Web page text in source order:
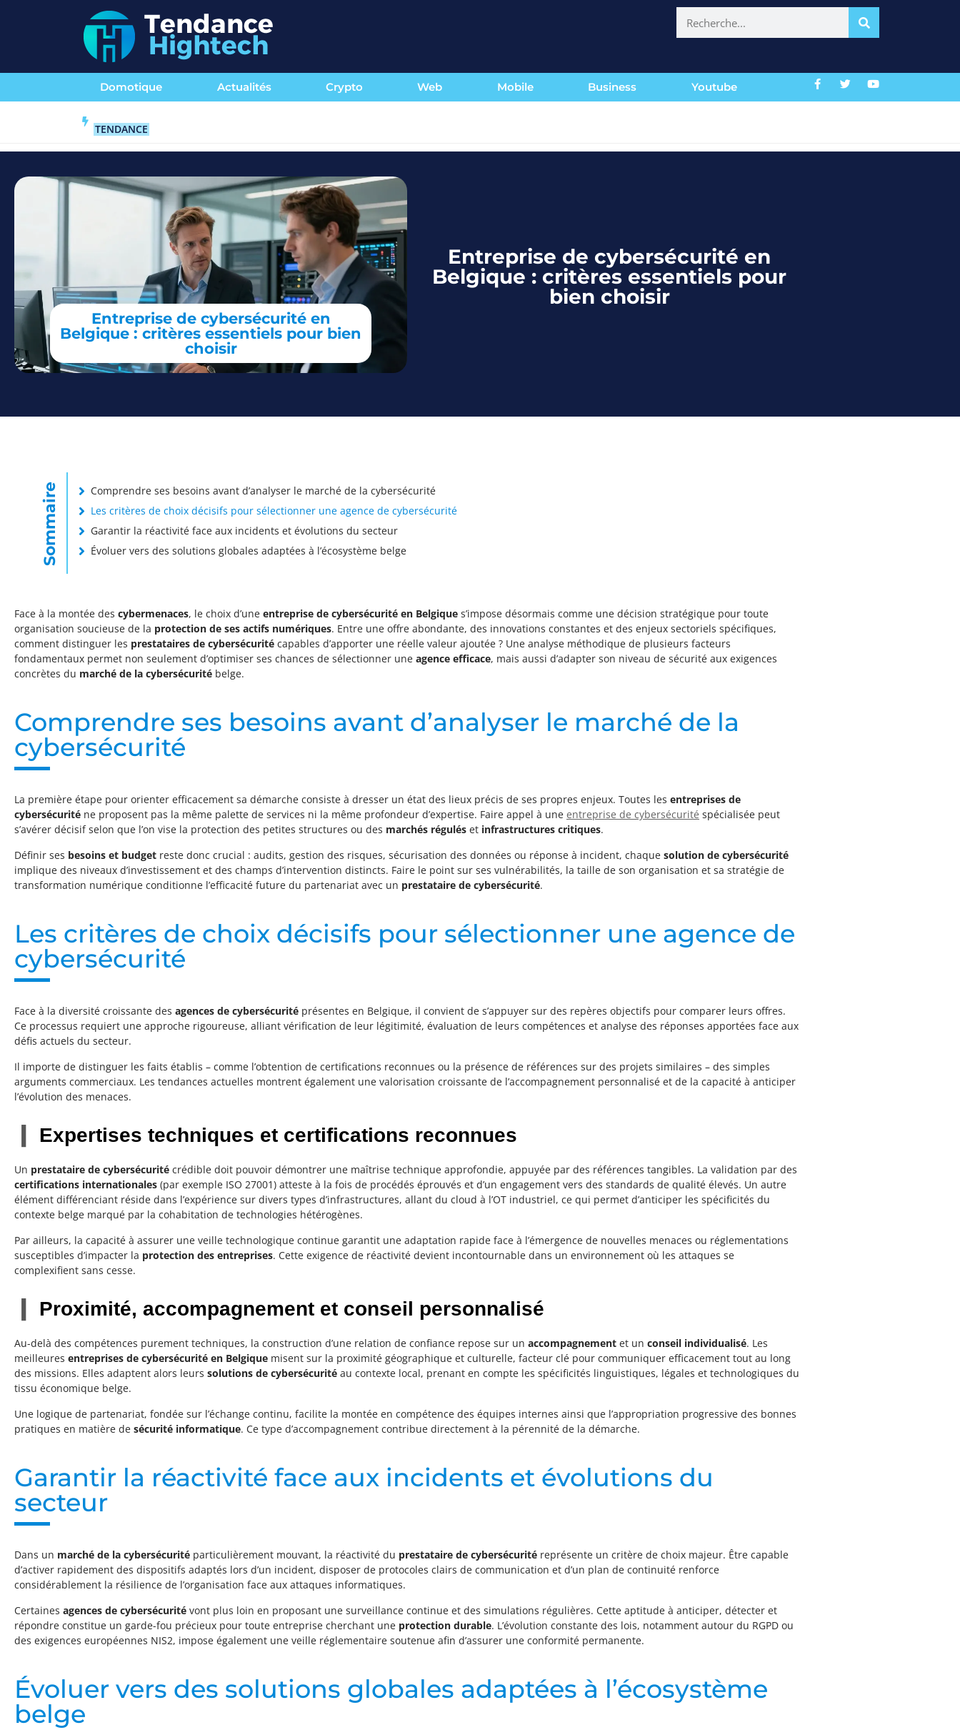
Domotique Actualités Crypto Web Mobile Business Youtube
TENDANCE
Entreprise de cybersécurité en
Belgique : critères essentiels pour bien
choisir
Entreprise de cybersécurité en
Belgique : critères essentiels pour
bien choisir
Sommaire
Comprendre ses besoins avant d’analyser le marché de la cybersécurité
Les critères de choix décisifs pour sélectionner une agence de cybersécurité
Garantir la réactivité face aux incidents et évolutions du secteur
Évoluer vers des solutions globales adaptées à l’écosystème belge
Face à la montée des cybermenaces, le choix d’une entreprise de cybersécurité en Belgique s’impose désormais comme une décision stratégique pour toute
organisation soucieuse de la protection de ses actifs numériques. Entre une offre abondante, des innovations constantes et des enjeux sectoriels spécifiques,
comment distinguer les prestataires de cybersécurité capables d’apporter une réelle valeur ajoutée ? Une analyse méthodique de plusieurs facteurs
fondamentaux permet non seulement d’optimiser ses chances de sélectionner une agence efficace, mais aussi d’adapter son niveau de sécurité aux exigences
concrètes du marché de la cybersécurité belge.
Comprendre ses besoins avant d’analyser le marché de la
cybersécurité
La première étape pour orienter efficacement sa démarche consiste à dresser un état des lieux précis de ses propres enjeux. Toutes les entreprises de
cybersécurité ne proposent pas la même palette de services ni la même profondeur d’expertise. Faire appel à une entreprise de cybersécurité spécialisée peut
s’avérer décisif selon que l’on vise la protection des petites structures ou des marchés régulés et infrastructures critiques.
Définir ses besoins et budget reste donc crucial : audits, gestion des risques, sécurisation des données ou réponse à incident, chaque solution de cybersécurité
implique des niveaux d’investissement et des champs d’intervention distincts. Faire le point sur ses vulnérabilités, la taille de son organisation et sa stratégie de
transformation numérique conditionne l’efficacité future du partenariat avec un prestataire de cybersécurité.
Les critères de choix décisifs pour sélectionner une agence de
cybersécurité
Face à la diversité croissante des agences de cybersécurité présentes en Belgique, il convient de s’appuyer sur des repères objectifs pour comparer leurs offres.
Ce processus requiert une approche rigoureuse, alliant vérification de leur légitimité, évaluation de leurs compétences et analyse des réponses apportées face aux
défis actuels du secteur.
Il importe de distinguer les faits établis – comme l’obtention de certifications reconnues ou la présence de références sur des projets similaires – des simples
arguments commerciaux. Les tendances actuelles montrent également une valorisation croissante de l’accompagnement personnalisé et de la capacité à anticiper
l’évolution des menaces.
Expertises techniques et certifications reconnues
Un prestataire de cybersécurité crédible doit pouvoir démontrer une maîtrise technique approfondie, appuyée par des références tangibles. La validation par des
certifications internationales (par exemple ISO 27001) atteste à la fois de procédés éprouvés et d’un engagement vers des standards de qualité élevés. Un autre
élément différenciant réside dans l’expérience sur divers types d’infrastructures, allant du cloud à l’OT industriel, ce qui permet d’anticiper les spécificités du
contexte belge marqué par la cohabitation de technologies hétérogènes.
Par ailleurs, la capacité à assurer une veille technologique continue garantit une adaptation rapide face à l’émergence de nouvelles menaces ou réglementations
susceptibles d’impacter la protection des entreprises. Cette exigence de réactivité devient incontournable dans un environnement où les attaques se
complexifient sans cesse.
Proximité, accompagnement et conseil personnalisé
Au-delà des compétences purement techniques, la construction d’une relation de confiance repose sur un accompagnement et un conseil individualisé. Les
meilleures entreprises de cybersécurité en Belgique misent sur la proximité géographique et culturelle, facteur clé pour communiquer efficacement tout au long
des missions. Elles adaptent alors leurs solutions de cybersécurité au contexte local, prenant en compte les spécificités linguistiques, légales et technologiques du
tissu économique belge.
Une logique de partenariat, fondée sur l’échange continu, facilite la montée en compétence des équipes internes ainsi que l’appropriation progressive des bonnes
pratiques en matière de sécurité informatique. Ce type d’accompagnement contribue directement à la pérennité de la démarche.
Garantir la réactivité face aux incidents et évolutions du
secteur
Dans un marché de la cybersécurité particulièrement mouvant, la réactivité du prestataire de cybersécurité représente un critère de choix majeur. Être capable
d’activer rapidement des dispositifs adaptés lors d’un incident, disposer de protocoles clairs de communication et d’un plan de continuité renforce
considérablement la résilience de l’organisation face aux attaques informatiques.
Certaines agences de cybersécurité vont plus loin en proposant une surveillance continue et des simulations régulières. Cette aptitude à anticiper, détecter et
répondre constitue un garde-fou précieux pour toute entreprise cherchant une protection durable. L’évolution constante des lois, notamment autour du RGPD ou
des exigences européennes NIS2, impose également une veille réglementaire soutenue afin d’assurer une conformité permanente.
Évoluer vers des solutions globales adaptées à l’écosystème
belge